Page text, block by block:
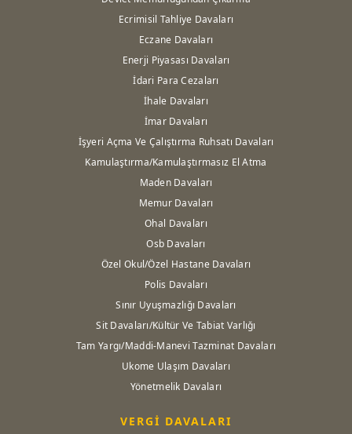
Ecrimisil Tahliye Davaları
Eczane Davaları
Enerji Piyasası Davaları
İdari Para Cezaları
İhale Davaları
İmar Davaları
İşyeri Açma Ve Çalıştırma Ruhsatı Davaları
Kamulaştırma/Kamulaştırmasız El Atma
Maden Davaları
Memur Davaları
Ohal Davaları
Osb Davaları
Özel Okul/Özel Hastane Davaları
Polis Davaları
Sınır Uyuşmazlığı Davaları
Sit Davaları/Kültür Ve Tabiat Varlığı
Tam Yargı/Maddi-Manevi Tazminat Davaları
Ukome Ulaşım Davaları
Yönetmelik Davaları
VERGİ DAVALARI